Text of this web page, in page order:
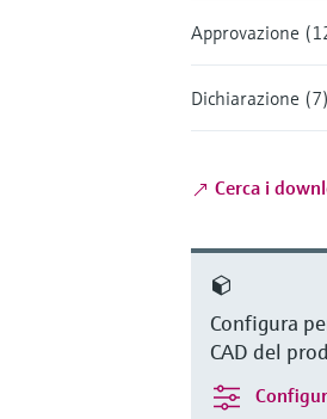
Approvazione
Dichiarazione (7)
Cerca i
Configura
CAD del